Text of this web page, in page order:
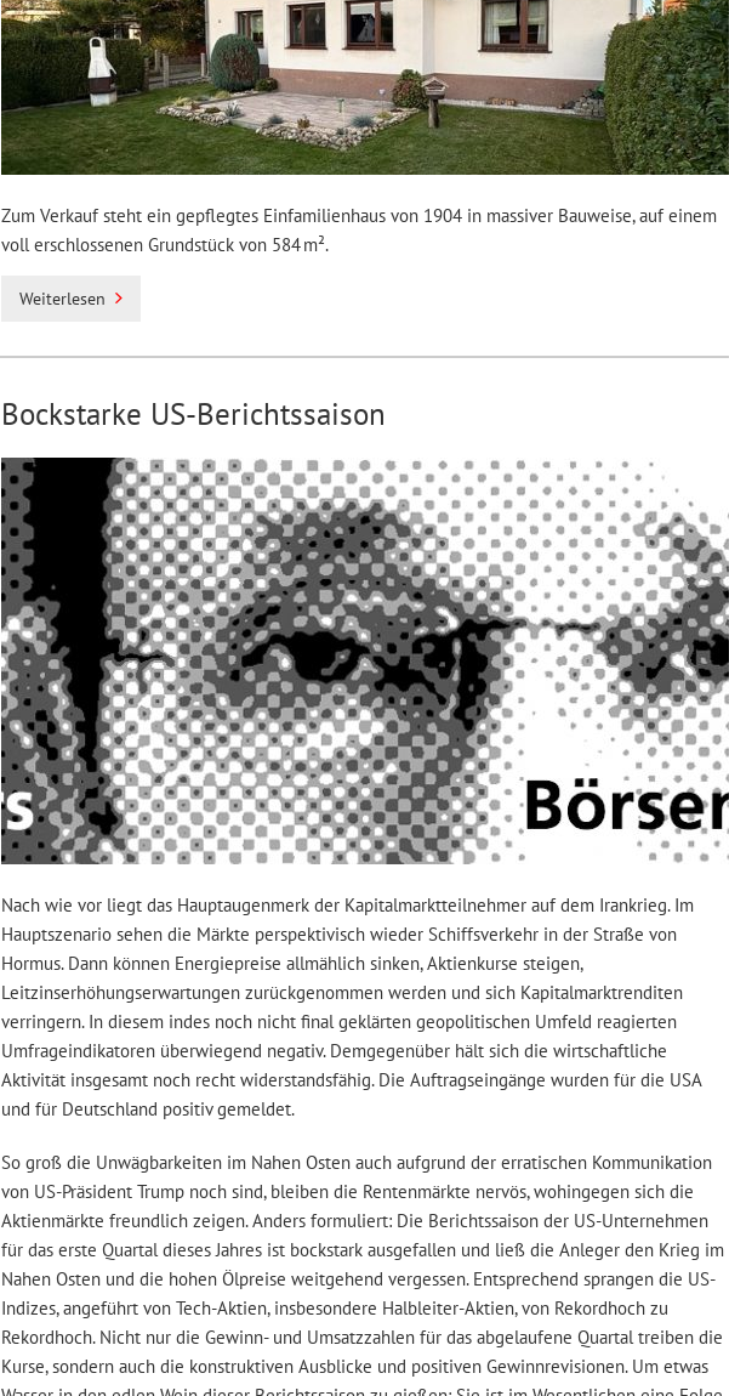
Zum Verkauf steht ein gepflegtes Einfamilienhaus von 1904 in massiver Bauweise, auf einem
voll erschlossenen Grundstück von 584 m².
Weiterlesen
Bockstarke US-Berichtssaison
Nach wie vor liegt das Hauptaugenmerk der Kapitalmarktteilnehmer auf dem Irankrieg. Im
Hauptszenario sehen die Märkte perspektivisch wieder Schiffsverkehr in der Straße von
Hormus. Dann können Energiepreise allmählich sinken, Aktienkurse steigen,
Leitzinserhöhungserwartungen zurückgenommen werden und sich Kapitalmarktrenditen
verringern. In diesem indes noch nicht final geklärten geopolitischen Umfeld reagierten
Umfrageindikatoren überwiegend negativ. Demgegenüber hält sich die wirtschaftliche
Aktivität insgesamt noch recht widerstandsfähig. Die Auftragseingänge wurden für die USA
und für Deutschland positiv gemeldet.
So groß die Unwägbarkeiten im Nahen Osten auch aufgrund der erratischen Kommunikation
von US-Präsident Trump noch sind, bleiben die Rentenmärkte nervös, wohingegen sich die
Aktienmärkte freundlich zeigen. Anders formuliert: Die Berichtssaison der US-Unternehmen
für das erste Quartal dieses Jahres ist bockstark ausgefallen und ließ die Anleger den Krieg im
Nahen Osten und die hohen Ölpreise weitgehend vergessen. Entsprechend sprangen die US-
Indizes, angeführt von Tech-Aktien, insbesondere Halbleiter-Aktien, von Rekordhoch zu
Rekordhoch. Nicht nur die Gewinn- und Umsatzzahlen für das abgelaufene Quartal treiben die
Kurse, sondern auch die konstruktiven Ausblicke und positiven Gewinnrevisionen. Um etwas